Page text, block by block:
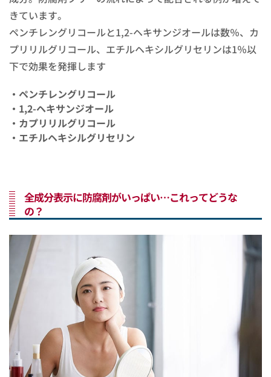
きています。
ペンチレングリコールと1,2-ヘキサンジオールは数％、カ
プリリルグリコール、エチルヘキシルグリセリンは1％以
下で効果を発揮します
・ペンチレングリコール
・1,2-ヘキサンジオール
・カプリリルグリコール
・エチルヘキシルグリセリン
全成分表示に防腐剤がいっぱい…これってどうな
の？